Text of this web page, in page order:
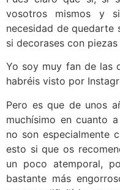
vosotros mismos y
necesidad de quedarte
si decorases con
Yo soy muy fan de las
habréis visto por
Pero es que de unos
muchísimo en cuanto
no son especialmente
esto si que os
un poco atemporal,
bastante más